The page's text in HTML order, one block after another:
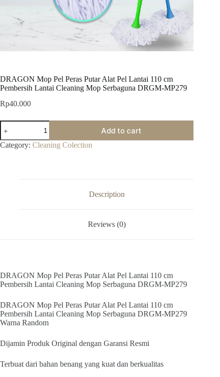
DRAGON Mop Pel Peras Putar Alat Pel Lantai 110 cm
Pembersih Lantai Cleaning Mop Serbaguna DRGM-MP279
Rp40.000
DRAGON
Mop
Pel
Peras
Add to cart
Category: Cleaning Colection
Description
Reviews (0)
DRAGON Mop Pel Peras Putar Alat Pel Lantai 110 cm
Pembersih Lantai Cleaning Mop Serbaguna DRGM-MP279
DRAGON Mop Pel Peras Putar Alat Pel Lantai 110 cm
Pembersih Lantai Cleaning Mop Serbaguna DRGM-MP279
Warna Random
Dijamin Produk Original dengan Garansi Resmi
Terbuat dari bahan benang yang kuat dan berkualitas